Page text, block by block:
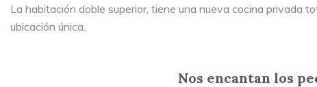
La habitación doble superior, tiene una nueva cocina privada
ubicación única.
Nos encantan los